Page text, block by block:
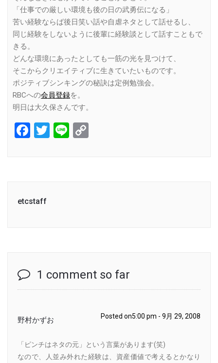
「仕事での厳しい環境も後の日の武勇伝になる」
苦い経験ならば後日笑い話や自虐ネタとして話せるし、
同じ経験をしないように後輩に経験談として話すこともで
きる。
どんな環境にあったとしても一筋の光を見つけて、
そこからクリエイティブに生きていたいものです。
ポジティブシンキングの秘訣は定例勉強会。
RBCへの会員登録を。
明日は大久保さんです。
Facebook
Twitter
Line
etcstaff
1 comment so far
野村かずお Posted on5:00 pm - 9月 29, 2008
「ピンチはネタの元」という言葉があります(笑)
なので、人並み外れた経験は、資産価値で考えるとかなり